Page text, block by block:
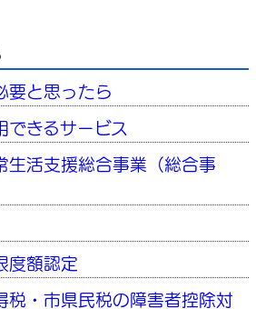
要と思ったら
できるサービス
生活支援総合事業（総合事
度額認定
税・市県民税の障害者控除対